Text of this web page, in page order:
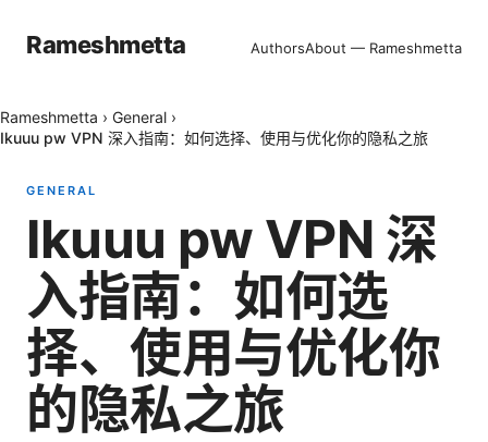
Rameshmetta AuthorsAbout — Rameshmetta
Rameshmetta › General ›
Ikuuu pw VPN 深入指南：如何选择、使用与优化你的隐私之旅
GENERAL
Ikuuu pw VPN 深
入指南：如何选
择、使用与优化你
的隐私之旅